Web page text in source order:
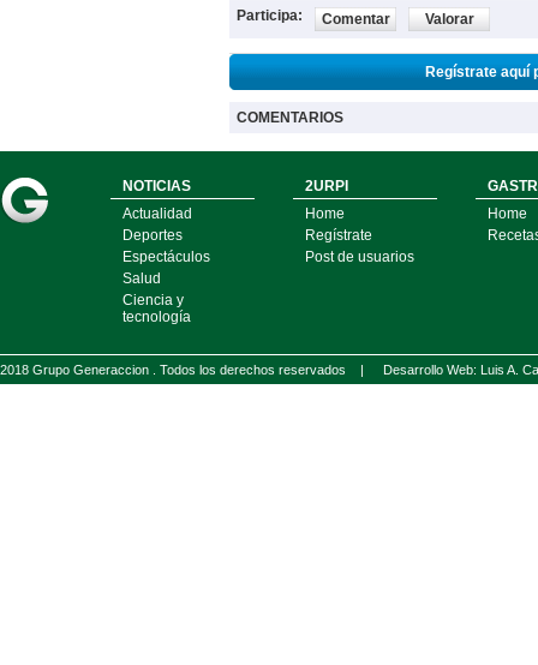
Participa: Comentar Valorar
Regístrate aquí
COMENTARIOS
NOTICIAS
Actualidad
Deportes
Espectáculos
Salud
Ciencia y
tecnología
2URPI
Home
Regístrate
Post de usuarios
Home
2018 Grupo Generaccion . Todos los derechos reservados | Desarrollo Web: Luis